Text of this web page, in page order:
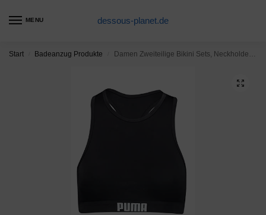
MENU dessous-planet.de
Start Badeanzug Produkte Damen Zweiteilige Bikini Sets, Neckholder Oberteil Bandeau Bademode Push up Bikinis bade Sexy Badeanzug tanga Bikinis swimsuit für Frauen Badeanzug Wellenmuster der schwarzen und weißen Streifen